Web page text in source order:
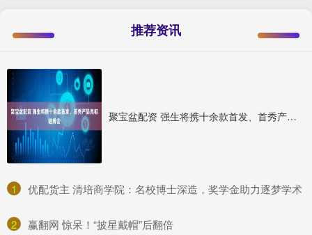
推荐资讯
聚宝盆配资 强生将携十余款首发、首秀产品亮相进博会
1 ​优配货主 清培商学院：名校博士深造，奖学金助力逐梦学术
2 ​赢翻网 惊呆！“披星戴帽”后翻倍